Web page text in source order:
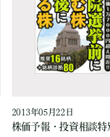
2013年05月22日
株価予報・投資相談